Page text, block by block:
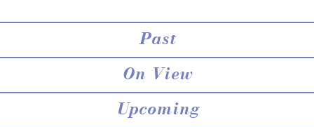
Past
On View
Upcoming